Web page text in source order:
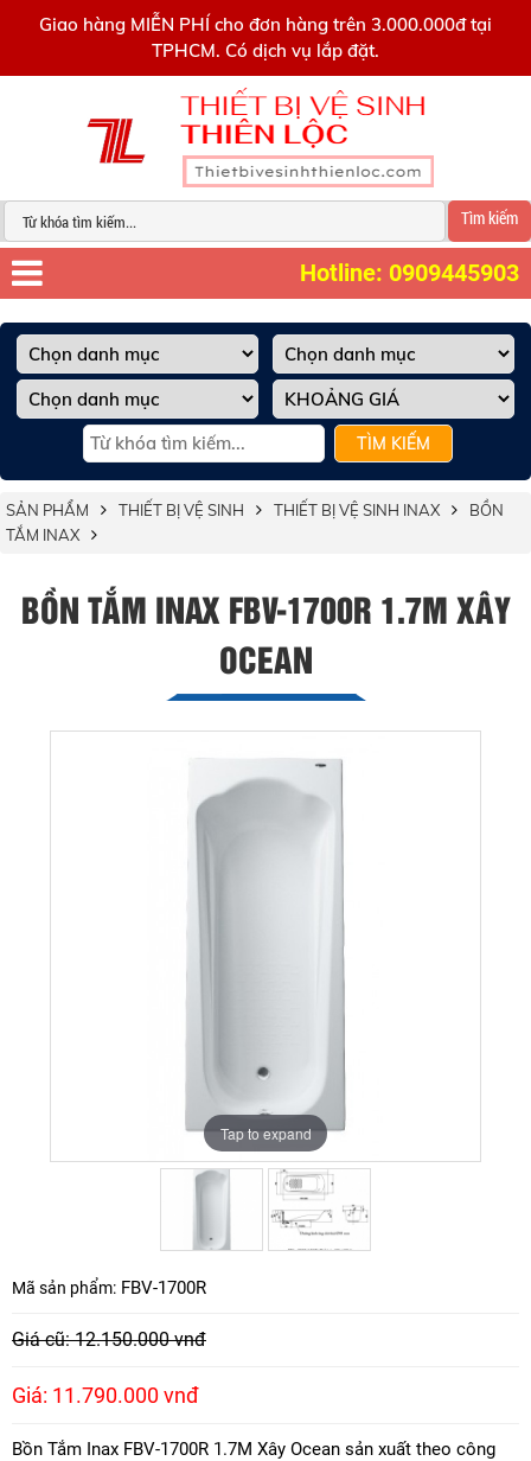
Giao hàng MIỄN PHÍ cho đơn hàng trên 3.000.000đ tại
TPHCM. Có dịch vụ lắp đặt.
Tìm kiếm
Hotline: 0909445903
TÌM KIẾM
SẢN PHẨM THIẾT BỊ VỆ SINH THIẾT BỊ VỆ SINH INAX
BỒN
TẮM INAX
BỒN TẮM INAX FBV-1700R 1.7M XÂY
OCEAN
Tap to expand
Tap to expand
Mã sản phẩm: FBV-1700R
Giá cũ: 12.150.000 vnđ
Giá: 11.790.000 vnđ
Bồn Tắm Inax FBV-1700R 1.7M Xây Ocean sản xuất theo công
0909445903